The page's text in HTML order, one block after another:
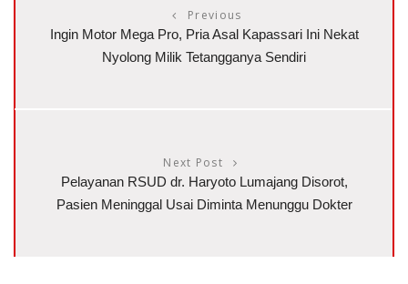
Previous
Ingin Motor Mega Pro, Pria Asal Kapassari Ini Nekat
Nyolong Milik Tetangganya Sendiri
Next Post
Pelayanan RSUD dr. Haryoto Lumajang Disorot,
Pasien Meninggal Usai Diminta Menunggu Dokter